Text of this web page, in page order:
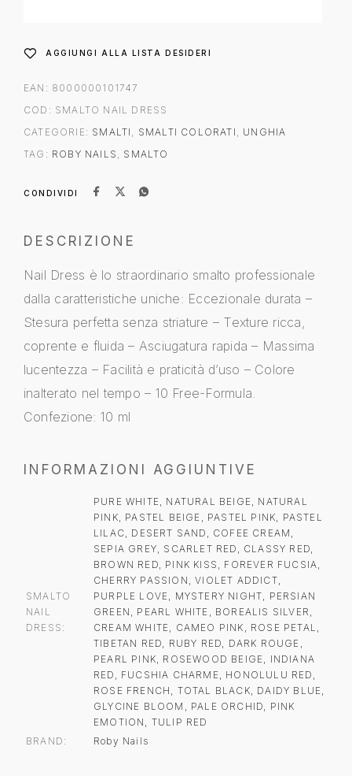
AGGIUNGI ALLA LISTA DESIDERI
EAN: 8000000101747
COD: SMALTO NAIL DRESS
CATEGORIE: SMALTI SMALTI COLORATI
UNGHIA
TAG: ROBY NAILS SMALTO
CONDIVIDI
DESCRIZIONE
Nail Dress è lo straordinario smalto professionale
dalla caratteristiche uniche: Eccezionale durata –
Stesura perfetta senza striature – Texture ricca,
coprente e fluida – Asciugatura rapida – Massima
lucentezza – Facilità e praticità d’uso – Colore
inalterato nel tempo – 10 Free-Formula.
Confezione: 10 ml
INFORMAZIONI AGGIUNTIVE
SMALTO
NAIL
DRESS
PURE WHITE, NATURAL BEIGE, NATURAL
PINK, PASTEL BEIGE, PASTEL PINK, PASTEL
LILAC, DESERT SAND, COFEE CREAM,
SEPIA GREY, SCARLET RED, CLASSY RED,
BROWN RED, PINK KISS, FOREVER FUCSIA,
CHERRY PASSION, VIOLET ADDICT,
PURPLE LOVE, MYSTERY NIGHT, PERSIAN
GREEN, PEARL WHITE, BOREALIS SILVER,
CREAM WHITE, CAMEO PINK, ROSE PETAL,
TIBETAN RED, RUBY RED, DARK ROUGE,
PEARL PINK, ROSEWOOD BEIGE, INDIANA
RED, FUCSHIA CHARME, HONOLULU RED,
ROSE FRENCH, TOTAL BLACK, DAIDY BLUE,
GLYCINE BLOOM, PALE ORCHID, PINK
EMOTION, TULIP RED
BRAND
Roby Nails